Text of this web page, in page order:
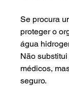
Se procura
proteger o
água
Não
médicos,
seguro.